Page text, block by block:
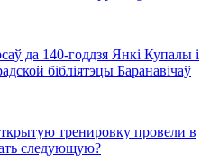
да 140-годдзя Янкі Купалы і
бібліятэцы Баранавічаў
тренировку провели в
следующую?